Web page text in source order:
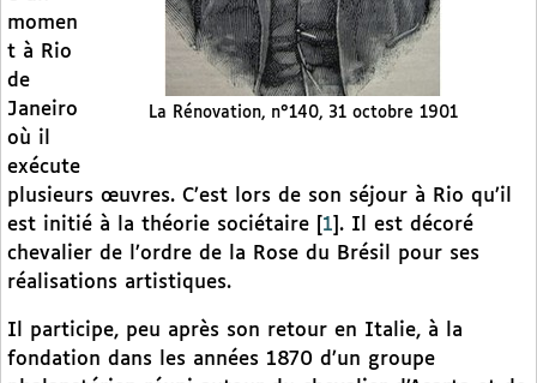
La Rénovation, n°140, 31 octobre 1901
momen
t à Rio
de
Janeiro
où il
exécute
plusieurs œuvres. C’est lors de son séjour à Rio qu’il
est initié à la théorie sociétaire
1 . Il est décoré
chevalier de l’ordre de la Rose du Brésil pour ses
réalisations artistiques.
Il participe, peu après son retour en Italie, à la
fondation dans les années 1870 d’un groupe